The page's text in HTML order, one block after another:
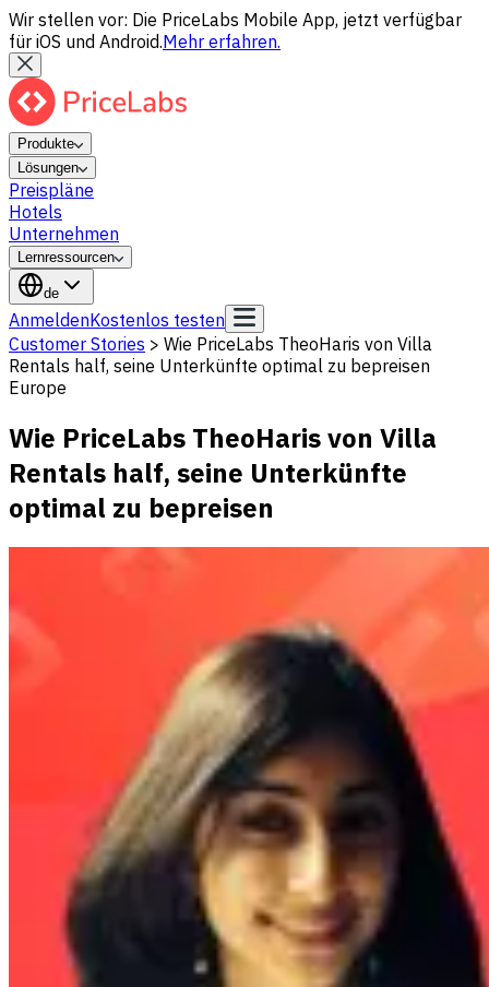
Wir stellen vor: Die PriceLabs Mobile App, jetzt verfügbar
für iOS und Android.Mehr erfahren.
Produkte
Lösungen
Preispläne
Hotels
Unternehmen
Lernressourcen
de
AnmeldenKostenlos testen
Customer Stories > Wie PriceLabs TheoHaris von Villa
Rentals half, seine Unterkünfte optimal zu bepreisen
Europe
Wie PriceLabs TheoHaris von Villa
Rentals half, seine Unterkünfte
optimal zu bepreisen